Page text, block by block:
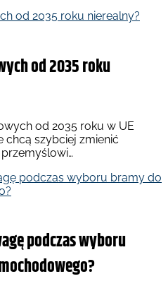
od 2035 roku
od 2035 roku w UE
chcą szybciej zmienić
podczas wyboru